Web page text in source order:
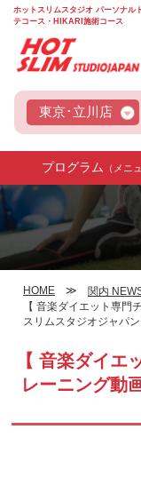
ホットスリムスタジオ パーソナル
テコース・HIKARI施術コース
東京･立川店
プログラム （メニ
HOME 関内
【 音楽ダイエット専門
スリムスタジオジャパン
【 音楽ダイエ
レーニング動